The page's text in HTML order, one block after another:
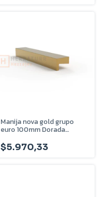
Manija nova gold grupo
euro 100mm Dorada
$5.970,33